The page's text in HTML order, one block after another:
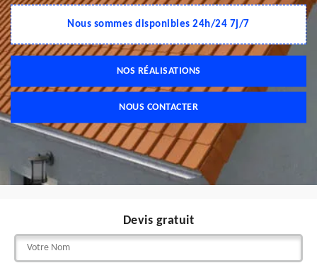
Nous sommes disponibles 24h/24 7j/7
NOS RÉALISATIONS
NOUS CONTACTER
Devis gratuit